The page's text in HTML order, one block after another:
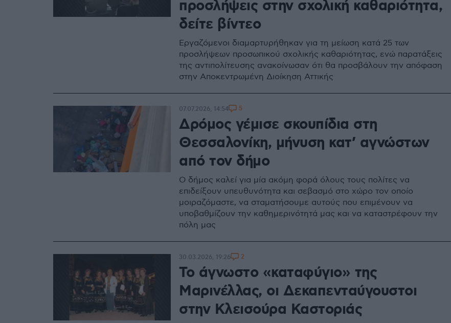
προσλήψεις στην σχολική καθαριότητα,
δείτε βίντεο
Εργαζόμενοι διαμαρτυρήθηκαν για τη μείωση κατά 25 των
προσλήψεων προσωπικού σχολικής καθαριότητας, ενώ παρατάξεις
της αντιπολίτευσης ανακοίνωσαν ότι θα προσβάλουν την απόφαση
στην Αποκεντρωμένη Διοίκηση Αττικής
Δρόμος γέμισε σκουπίδια στη
Θεσσαλονίκη, μήνυση κατ’ αγνώστων
από τον δήμο
Ο δήμος καλεί για μία ακόμη φορά όλους τους πολίτες να
επιδείξουν υπευθυνότητα και σεβασμό στο χώρο τον οποίο
μοιραζόμαστε, να σταματήσουμε αυτούς που επιμένουν να
υποβαθμίζουν την καθημερινότητά μας και να καταστρέφουν την
πόλη μας
07.07.2026, 14:54 5
Το άγνωστο «καταφύγιο» της
Μαρινέλλας, οι Δεκαπενταύγουστοι
στην Κλεισούρα Καστοριάς
30.03.2026, 19:26 2